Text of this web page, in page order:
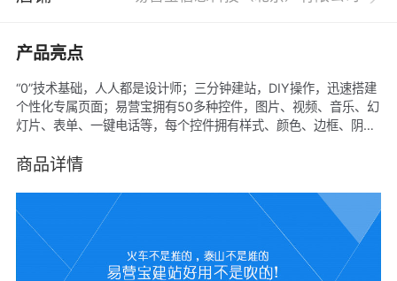
产品亮点
“0”技术基础，人人都是设计师；三分钟建站，DIY操作，迅速搭建
个性化专属页面；易营宝拥有50多种控件，图片、视频、音乐、幻
灯片、表单、一键电话等，每个控件拥有样式、颜色、边框、阴影
站；全部可视化操作，所见即所得；6种新闻样式、8种导航样式、
板表单、社交平台关注分享等功能，让您的客户第一时间找到您；
平台使用当前最先进的HTML5技术，兼容Android，Iphone，
Winphone等操作系统，自适应于不同屏幕和浏览器；整站SEO，
可被谷歌、百度、必应、雅虎、搜狗、360搜索等全球主流搜索引
擎收录，获取免费流量，轻松产生客户转化。 多种模板，多点布
商品详情